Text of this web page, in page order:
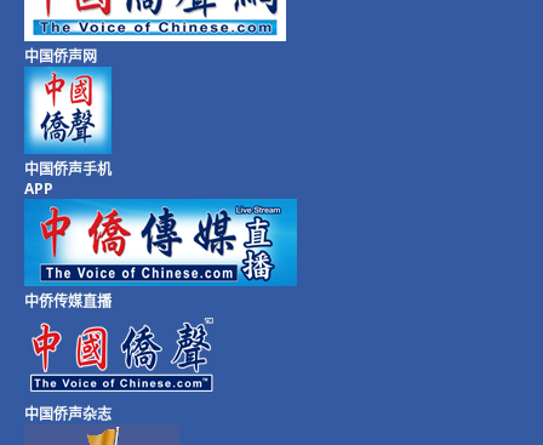
中国侨声网
中国侨声手机
APP
中侨传媒直播
中国侨声杂志